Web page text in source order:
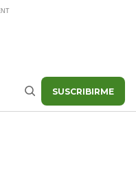
Buscar SUSCRIBIRME